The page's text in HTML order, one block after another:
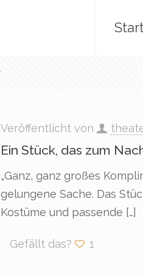
Veröffentlicht von
Ein Stück, das zum
„Ganz, ganz großes
gelungene Sache. Das
Kostüme und passende […]
Gefällt das? 1